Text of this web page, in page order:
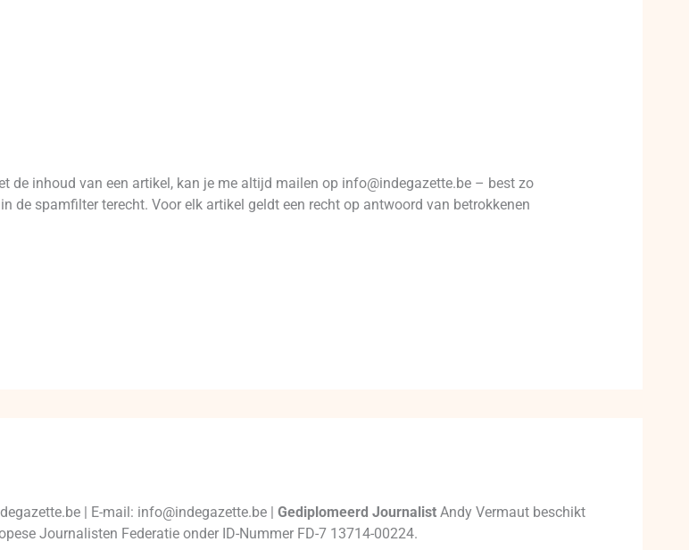
de inhoud van een artikel, kan je me altijd mailen op info@indegazette.be – best zo
de spamfilter terecht. Voor elk artikel geldt een recht op antwoord van betrokkenen
| E-mail: info@indegazette.be |Gediplomeerd Journalist Andy Vermaut beschikt
Journalisten Federatie onder ID-Nummer FD-7 13714-00224.